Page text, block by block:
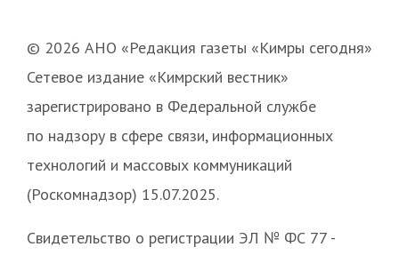
© 2026 АНО «Редакция газеты «Кимры сегодня»
Сетевое издание «Кимрский вестник»
зарегистрировано в Федеральной службе
по надзору в сфере связи, информационных
технологий и массовых коммуникаций
(Роскомнадзор) 15.07.2025.
Свидетельство о регистрации ЭЛ № ФС 77 -